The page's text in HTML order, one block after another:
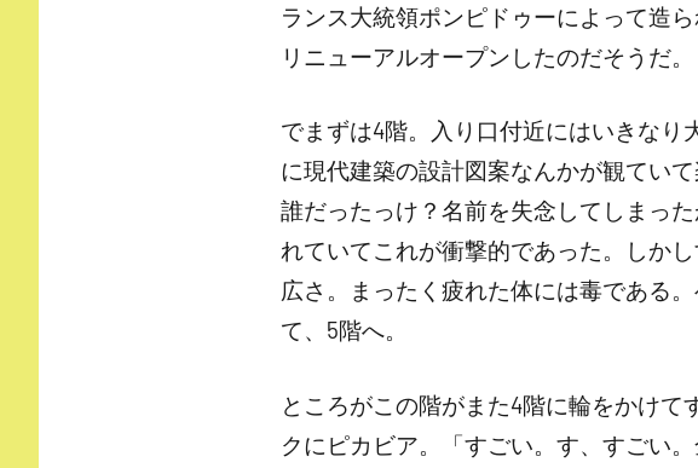
ランス大統領ポンピドゥーによって造
リニューアルオープンしたのだそうだ。
でまずは4階。入り口付近にはいきなり
に現代建築の設計図案なんかが観てい
誰だったっけ？名前を失念してしまっ
れていてこれが衝撃的であった。しか
広さ。まったく疲れた体には毒である
て、5階へ。
ところがこの階がまた4階に輪をかけ
クにピカビア。「すごい。す、すごい